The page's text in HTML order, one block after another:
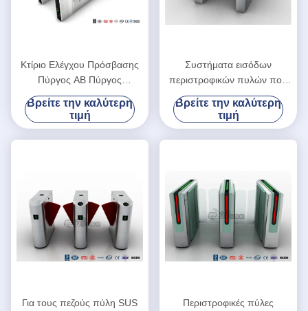
Κτίριο Ελέγχου Πρόσβασης
Πύργος ΑΒ Πύργος
Αυτοματοποιημένος Πύργος
Πύργος με επιφάνεια
γυάλωσης
Βρείτε την καλύτερη
τιμή
Συστήματα εισόδων
περιστροφικών πυλών που
γλιστρούν την πύλη 304
ανοξείδωτη υψηλή ασφάλεια
από την κάρτα Swiping
Βρείτε την καλύτερη
τιμή
Για τους πεζούς πύλη SUS
Περιστροφικές πύλες